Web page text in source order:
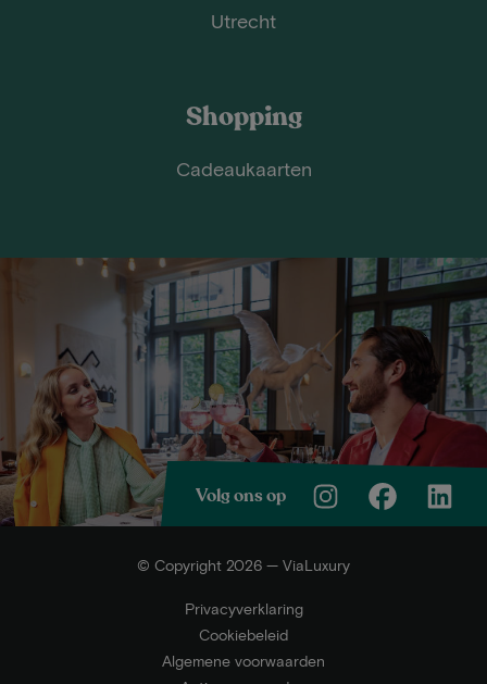
Utrecht
Shopping
Cadeaukaarten
Volg ons op
© Copyright 2026 — ViaLuxury
Privacyverklaring
Cookiebeleid
Algemene voorwaarden